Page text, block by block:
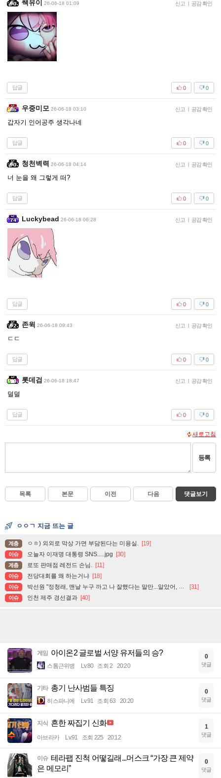
쌕유이 26-06-18 01:09 신고 | 공감 확인
답글 0
0
우중미모 26-06-18 03:10 신고 | 공감 확인
갑자기 인어공주 생각나네
답글 0
0
청천벽력 26-06-18 04:14 신고 | 공감 확인
너 눈을 왜 그렇게 떠?
답글 0
0
Luckybead 26-06-18 06:28 신고 | 공감 확인
답글 0
0
존윅 26-06-18 09:43 신고 | 공감 확인
ㄷㄷ
답글 0
0
롯데검 26-06-18 18:47 신고 | 공감 확인
덜덜
답글 0
0
새로고침
등록
목록 본문 이전 다음 댓글보기
ㅇㅇㄱ 지금 뜨는 글
계층 ㅇㅎ) 외외로 막상 가면 부담된다는 미용실. [19]
이슈 오늘자 이재명 대통령 SNS.....jpg [30]
계층 로또 판매점 레전드 손님. [11]
이슈 전당대회를 왜 하는거냐 [18]
이슈 박선원 "정청래, 맨날 누구 까고 나 잘했다는 말만...알았어, 잘했어, 그러니까 이제 그만, 끝" [31]
이슈 인천 제주 경선결과 [40]
게임 아이온2 글로벌 서양 유저들의 승?
스톰근위병 Lv.80 조회 2 20:20
0
댓글
기타 총기 난사범들 특징
히스파니에 Lv.91 조회 63 20:20
0
댓글
지식 흔한 짜집기 신화
아브라카 Lv.91 조회 225 20:12
1
댓글
이슈 테라팹 진척 어떻길래...머스크 “가장 큰 제약
은 메모리”
0
댓글